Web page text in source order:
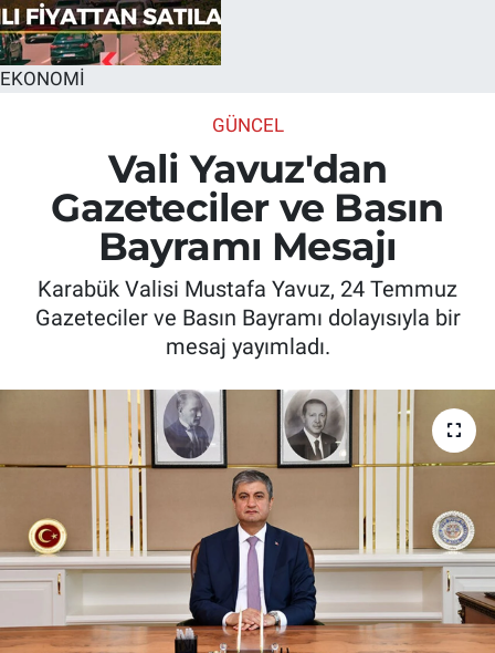
EKONOMİ
GÜNCEL
Vali Yavuz'dan
Gazeteciler ve Basın
Bayramı Mesajı
Karabük Valisi Mustafa Yavuz, 24 Temmuz
Gazeteciler ve Basın Bayramı dolayısıyla bir
mesaj yayımladı.